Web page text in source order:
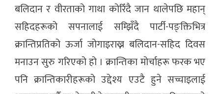
बलिदान र वीरताको गाथा कोरिँदै जान थालेपछि महान्
सहिदहरूको सपनालाई सम्झिँदै पार्टी-पङ्क्तिभित्र
क्रान्तिप्रतिको ऊर्जा जोगाइराख्न बलिदान-सहिद दिवस
मनाउन सुरु गरिएको हो । क्रान्तिका मोर्चाहरू फरक भए
पनि क्रान्तिकारीहरूको उद्देश्य एउटै हुने सच्चाइलाई